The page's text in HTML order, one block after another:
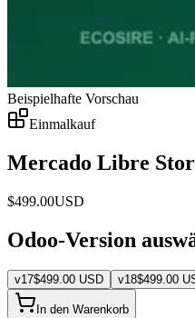
Beispielhafte Vorschau
Einmalkauf
Mercado Libre
$499.00USD
Odoo-Version
v17$499.00 USD v18$499.00
In den Warenkorb